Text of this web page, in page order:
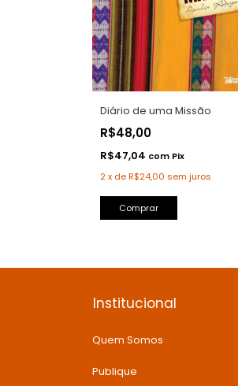
Diário de uma Missão
R$48,00
R$47,04 com Pix
2x deR$24,00 sem juros
Institucional
Quem Somos
Publique